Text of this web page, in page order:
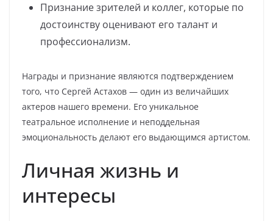
Признание зрителей и коллег, которые по
достоинству оценивают его талант и
профессионализм.
Награды и признание являются подтверждением
того, что Сергей Астахов — один из величайших
актеров нашего времени. Его уникальное
театральное исполнение и неподдельная
эмоциональность делают его выдающимся артистом.
Личная жизнь и
интересы